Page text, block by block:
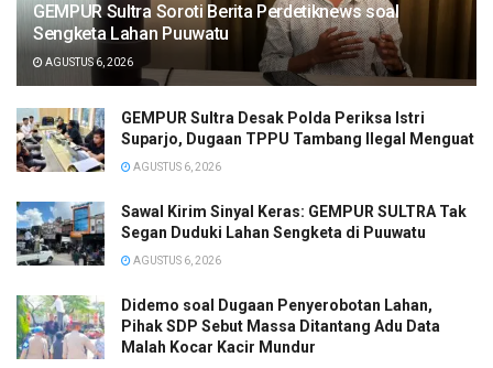
GEMPUR Sultra Soroti Berita Perdetiknews soal
Sengketa Lahan Puuwatu
AGUSTUS 6, 2026
GEMPUR Sultra Desak Polda Periksa Istri
Suparjo, Dugaan TPPU Tambang Ilegal Menguat
AGUSTUS 6, 2026
Sawal Kirim Sinyal Keras: GEMPUR SULTRA Tak
Segan Duduki Lahan Sengketa di Puuwatu
AGUSTUS 6, 2026
Didemo soal Dugaan Penyerobotan Lahan,
Pihak SDP Sebut Massa Ditantang Adu Data
Malah Kocar Kacir Mundur